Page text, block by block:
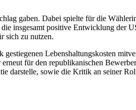
gaben. Dabei spielte für die
insgesamt positive Entwicklung der
sich zu nutzen.
Lebenshaltungs­kosten
für den republikanischen
darstelle, sowie die Kritik an seiner